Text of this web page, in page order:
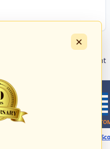
Livestream Übersicht
WBSC Europe
Box-
×